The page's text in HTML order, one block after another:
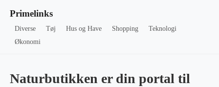
Primelinks
Diverse Tøj Hus og Have Shopping
Teknologi
Økonomi
Naturbutikken er din portal til